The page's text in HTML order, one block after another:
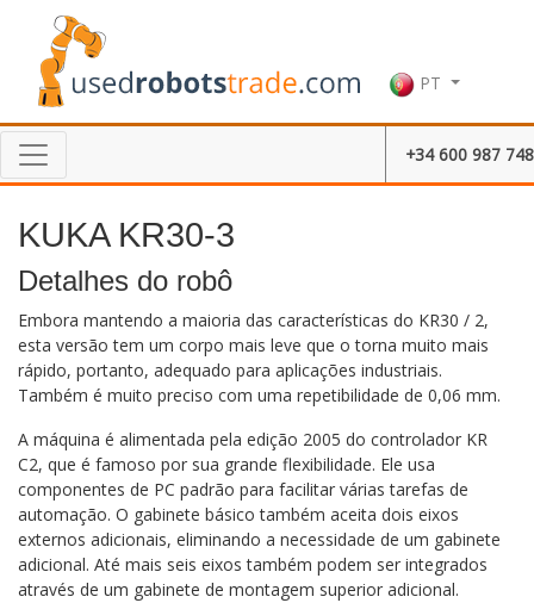
PT
+34 600 987 748
KUKA KR30-3
Detalhes do robô
Embora mantendo a maioria das características do KR30 / 2,
esta versão tem um corpo mais leve que o torna muito mais
rápido, portanto, adequado para aplicações industriais.
Também é muito preciso com uma repetibilidade de 0,06 mm.
A máquina é alimentada pela edição 2005 do controlador KR
C2, que é famoso por sua grande flexibilidade. Ele usa
componentes de PC padrão para facilitar várias tarefas de
automação. O gabinete básico também aceita dois eixos
externos adicionais, eliminando a necessidade de um gabinete
adicional. Até mais seis eixos também podem ser integrados
através de um gabinete de montagem superior adicional.